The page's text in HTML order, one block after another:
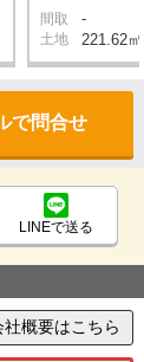
間取 -
土地 221.62㎡
で問合せ
LINEで送る
社概要はこちら